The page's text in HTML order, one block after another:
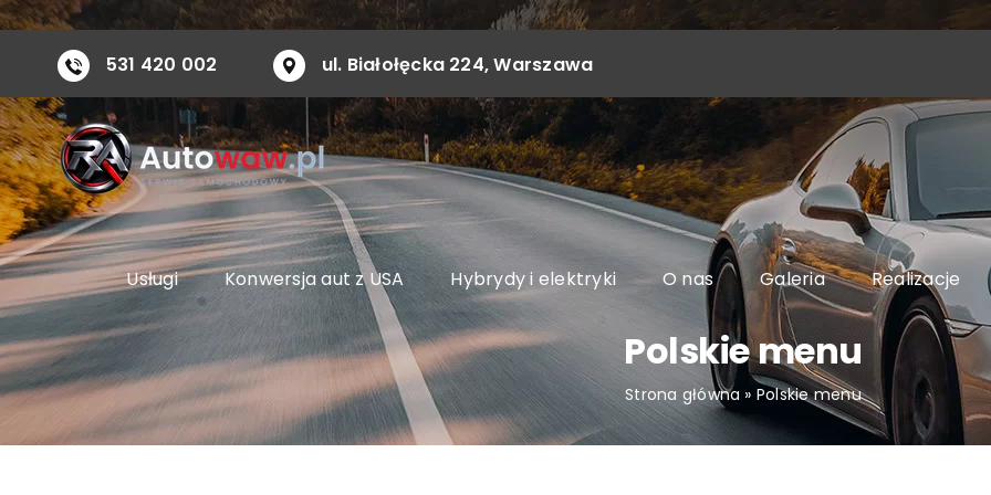
Przejdź
zawartości
531 420 002 ul. Białołęcka 224, Warszawa
Usługi Konwersja aut z USA Hybrydy i elektryki O nas Galeria Realizacje
Polskie menu
Strona główna » Polskie menu